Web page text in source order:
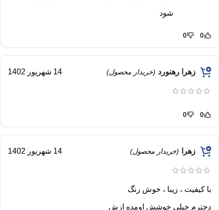
شود
0
0
زهرا رهنورد (خریدار محصول) 14 شهریور 1402
0
0
زهرا (خریدار محصول) 14 شهریور 1402
با کیفیت ، زیبا ، خوش رنگ
دخترم خیلی خوشش اومده ازش